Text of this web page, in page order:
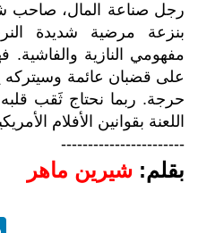
رجل صناعة المال، صاحب
بنزعة مرضية شديدة
مفهومي النازية والفاشية.
على قضبان عائمة
حرجة. ربما نحتاج ثَقب
اللعنة بقوانين الأفلام
-----------------------
بقلم: شيرين ماهر
L